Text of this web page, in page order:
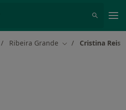
Ribeira Grande Mudar de cidade
Cristina Reis